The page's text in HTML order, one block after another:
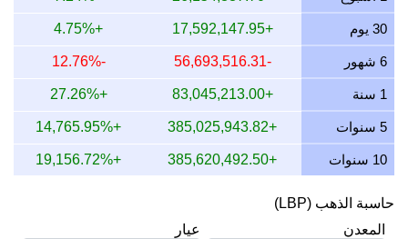
13 يوليو 2026
12 يوليو 2026
11 يوليو 2026
10 يوليو 2026
30 يوم +17,592,147.95
+4.75%
6 شهور -56,693,516.31
-12.76%
1 سنة +83,045,213.00
+27.26%
5 سنوات +385,025,943.82
+14,765.95%
10 سنوات +385,620,492.50
+19,156.72%
حاسبة الذهب (LBP)
المعدن
عيار